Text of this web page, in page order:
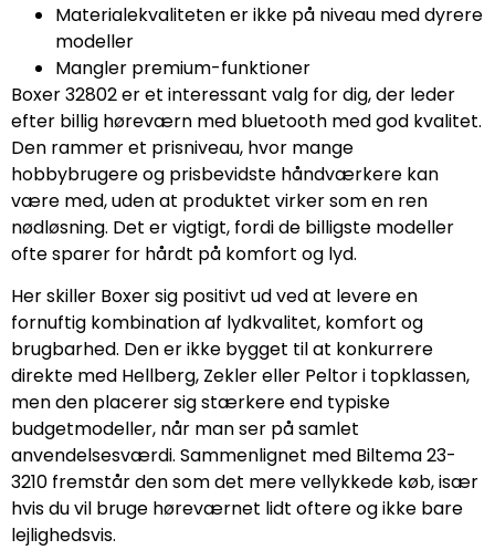
Materialekvaliteten er ikke på niveau med dyrere
modeller
Mangler premium-funktioner
Boxer 32802 er et interessant valg for dig, der leder
efter billig høreværn med bluetooth med god kvalitet.
Den rammer et prisniveau, hvor mange
hobbybrugere og prisbevidste håndværkere kan
være med, uden at produktet virker som en ren
nødløsning. Det er vigtigt, fordi de billigste modeller
ofte sparer for hårdt på komfort og lyd.
Her skiller Boxer sig positivt ud ved at levere en
fornuftig kombination af lydkvalitet, komfort og
brugbarhed. Den er ikke bygget til at konkurrere
direkte med Hellberg, Zekler eller Peltor i topklassen,
men den placerer sig stærkere end typiske
budgetmodeller, når man ser på samlet
anvendelsesværdi. Sammenlignet med Biltema 23-
3210 fremstår den som det mere vellykkede køb, især
hvis du vil bruge høreværnet lidt oftere og ikke bare
lejlighedsvis.